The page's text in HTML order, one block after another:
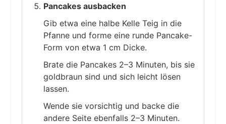
Pancakes ausbacken
Gib etwa eine halbe Kelle Teig in die
Pfanne und forme eine runde Pancake-
Form von etwa 1 cm Dicke.
Brate die Pancakes 2–3 Minuten, bis sie
goldbraun sind und sich leicht lösen
lassen.
Wende sie vorsichtig und backe die
andere Seite ebenfalls 2–3 Minuten.